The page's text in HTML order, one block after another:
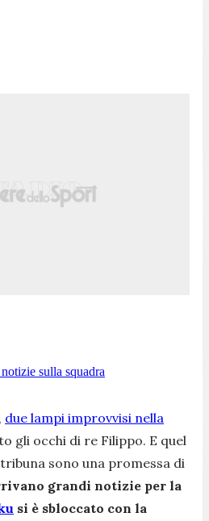
sulla squadra
due lampi improvvisi nella
gli occhi di re Filippo. E quel
sono una promessa di
grandi notizie per la
si è sbloccato con la